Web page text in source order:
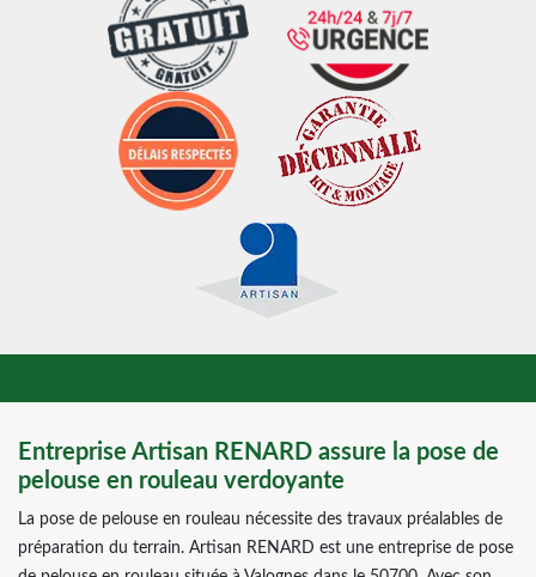
Entreprise Artisan RENARD assure la pose de
pelouse en rouleau verdoyante
La pose de pelouse en rouleau nécessite des travaux préalables de
préparation du terrain. Artisan RENARD est une entreprise de pose